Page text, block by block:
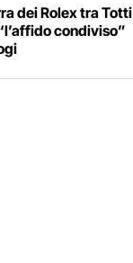
dei Rolex tra Totti
condiviso”